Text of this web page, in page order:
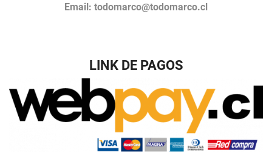
Email: todomarco@todomarco.cl
LINK DE PAGOS